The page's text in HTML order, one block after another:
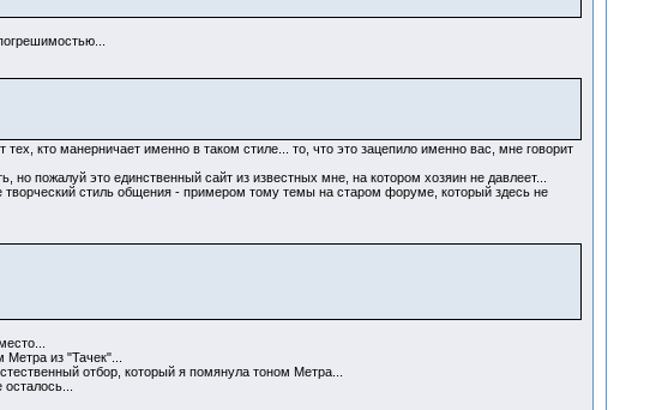
кто манерничает именно в таком стиле... то, что это зацепило именно вас, мне говорит
пожалуй это единственный сайт из известных мне, на котором хозяин не давлеет...
стиль общения - примером тому темы на старом форуме, который здесь не
из "Тачек"...
отбор, который я помянула тоном Метра...